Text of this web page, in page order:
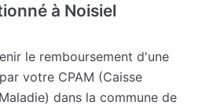
à Noisiel
le remboursement d'une
votre CPAM (Caisse
dans la commune de